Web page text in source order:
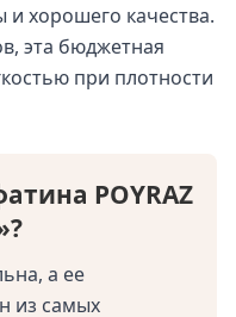
и хорошего качества.
эта бюджетная
при плотности
POYRAZ
а ее
из самых